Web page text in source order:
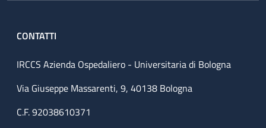
CONTATTI
IRCCS Azienda Ospedaliero - Universitaria di Bologna
Via Giuseppe Massarenti, 9, 40138 Bologna
C.F. 92038610371